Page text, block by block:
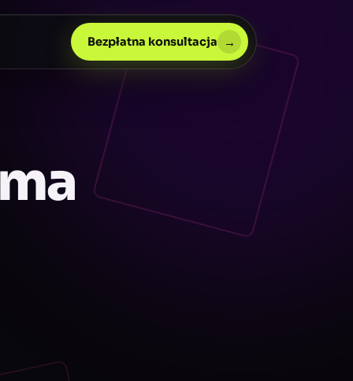
Bezpłatna konsultacja →